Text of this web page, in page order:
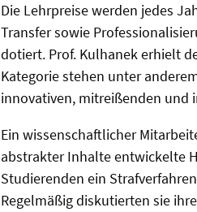
Die Lehrpreise werden jedes
Transfer sowie
dotiert. Prof. Kulhanek erhielt
Kategorie stehen unter
innovativen, mitreißenden und
Ein wissenschaftlicher
abstrakter Inhalte entwickelte
Studierenden ein
Regelmäßig diskutierten sie